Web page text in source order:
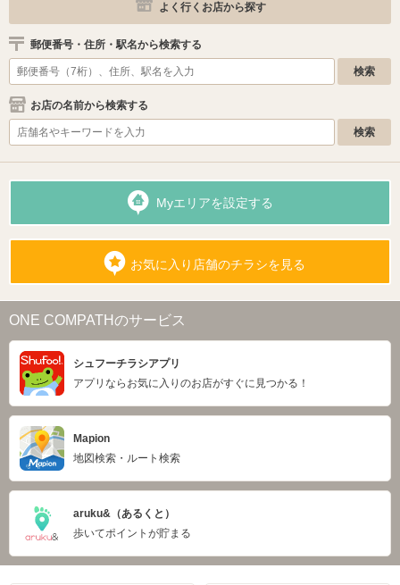
よく行くお店から探す
郵便番号・住所・駅名から検索する
お店の名前から検索する
Myエリアを設定する
お気に入り店舗のチラシを見る
ONE COMPATHのサービス
シュフーチラシアプリ
アプリならお気に入りのお店がすぐに見つかる！
Mapion
地図検索・ルート検索
aruku&（あるくと）
歩いてポイントが貯まる